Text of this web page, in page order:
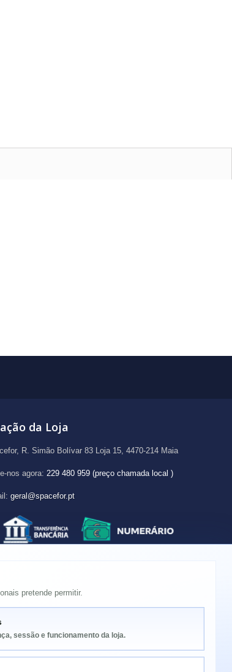
da Loja
R. Simão Bolívar 83 Loja 15, 4470-214 Maia
nos agora: 229 480 959 (preço chamada local )
geral@spacefor.pt
pretende permitir.
sessão e funcionamento da loja.